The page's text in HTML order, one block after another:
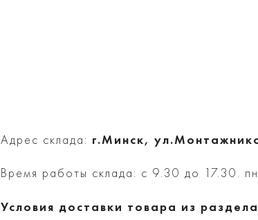
Адрес склада: г.Минск,
Время работы склада: с 9.30 до 17.30.
Условия доставки товара из